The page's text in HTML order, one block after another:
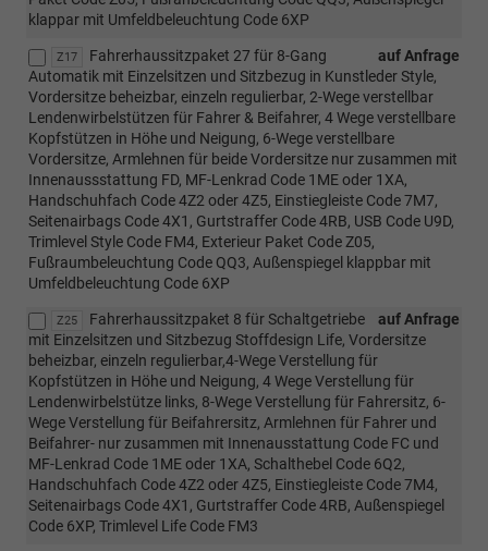
klappar mit Umfeldbeleuchtung Code 6XP
Z17 auf Anfrage
Fahrerhaussitzpaket 27 für 8-Gang
Automatik mit Einzelsitzen und Sitzbezug in Kunstleder Style,
Vordersitze beheizbar, einzeln regulierbar, 2-Wege verstellbar
Lendenwirbelstützen für Fahrer & Beifahrer, 4 Wege verstellbare
Kopfstützen in Höhe und Neigung, 6-Wege verstellbare
Vordersitze, Armlehnen für beide Vordersitze nur zusammen mit
Innenaussstattung FD, MF-Lenkrad Code 1ME oder 1XA,
Handschuhfach Code 4Z2 oder 4Z5, Einstiegleiste Code 7M7,
Seitenairbags Code 4X1, Gurtstraffer Code 4RB, USB Code U9D,
Trimlevel Style Code FM4, Exterieur Paket Code Z05,
Fußraumbeleuchtung Code QQ3, Außenspiegel klappbar mit
Umfeldbeleuchtung Code 6XP
Z25 auf Anfrage
Fahrerhaussitzpaket 8 für Schaltgetriebe
mit Einzelsitzen und Sitzbezug Stoffdesign Life, Vordersitze
beheizbar, einzeln regulierbar,4-Wege Verstellung für
Kopfstützen in Höhe und Neigung, 4 Wege Verstellung für
Lendenwirbelstütze links, 8-Wege Verstellung für Fahrersitz, 6-
Wege Verstellung für Beifahrersitz, Armlehnen für Fahrer und
Beifahrer- nur zusammen mit Innenausstattung Code FC und
MF-Lenkrad Code 1ME oder 1XA, Schalthebel Code 6Q2,
Handschuhfach Code 4Z2 oder 4Z5, Einstiegleiste Code 7M4,
Seitenairbags Code 4X1, Gurtstraffer Code 4RB, Außenspiegel
Code 6XP, Trimlevel Life Code FM3